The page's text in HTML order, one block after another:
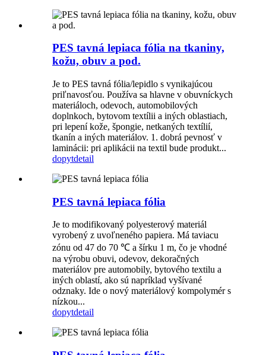
PES tavná lepiaca fólia na tkaniny,
kožu, obuv a pod.
Je to PES tavná fólia/lepidlo s vynikajúcou
priľnavosťou. Používa sa hlavne v obuvníckych
materiáloch, odevoch, automobilových
doplnkoch, bytovom textílii a iných oblastiach,
pri lepení kože, špongie, netkaných textílií,
tkanín a iných materiálov. 1. dobrá pevnosť v
laminácii: pri aplikácii na textil bude produkt...
dopytdetail
PES tavná lepiaca fólia
Je to modifikovaný polyesterový materiál
vyrobený z uvoľneného papiera. Má taviacu
zónu od 47 do 70 ℃ a šírku 1 m, čo je vhodné
na výrobu obuvi, odevov, dekoračných
materiálov pre automobily, bytového textilu a
iných oblastí, ako sú napríklad vyšívané
odznaky. Ide o nový materiálový kompolymér s
nízkou...
dopytdetail